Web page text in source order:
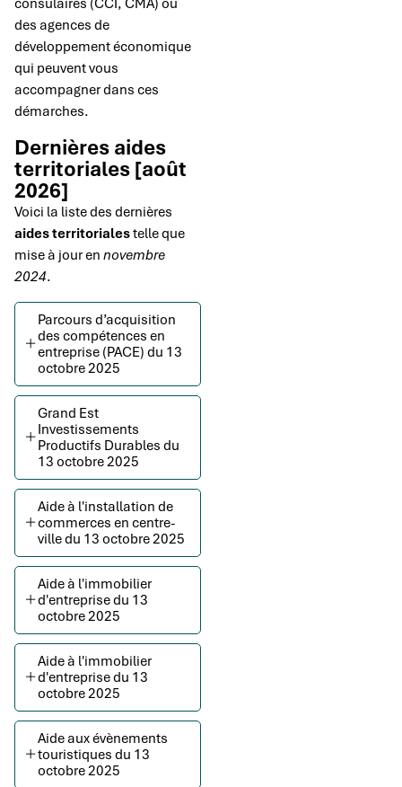
des agences de
développement économique
qui peuvent vous
accompagner dans ces
démarches.
Dernières aides
territoriales [août
2026]
Voici la liste des dernières
aides territorialestelle que
mise à jour en novembre
2024.
Parcours d’acquisition
des compétences en
entreprise (PACE) du 13
octobre 2025
Grand Est
Investissements
Productifs Durables du
13 octobre 2025
Aide à l'installation de
commerces en centre-
ville du 13 octobre 2025
Aide à l'immobilier
d'entreprise du 13
octobre 2025
Aide à l'immobilier
d'entreprise du 13
octobre 2025
Aide aux évènements
touristiques du 13
octobre 2025